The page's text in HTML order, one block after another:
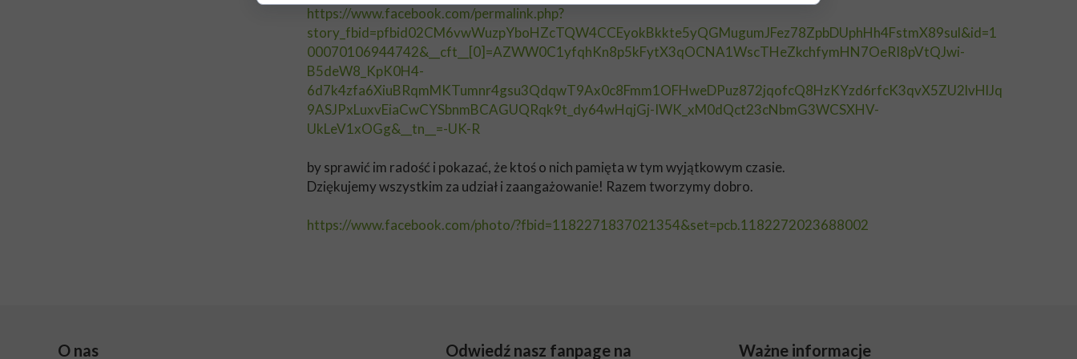
https://www.facebook.com/permalink.php?
story_fbid=pfbid02CM6vwWuzpYboHZcTQW4CCEyokBkkte5yQGMugumJFez78ZpbDUphHh4FstmX89sul&id=1
00070106944742&__cft__[0]=AZWW0C1yfqhKn8p5kFytX3qOCNA1WscTHeZkchfymHN7OeRI8pVtQJwi-
B5deW8_KpK0H4-
6d7k4zfa6XiuBRqmMKTumnr4gsu3QdqwT9Ax0c8Fmm1OFHweDPuz872jqofcQ8HzKYzd6rfcK3qvX5ZU2lvHlJq
9ASJPxLuxvEiaCwCYSbnmBCAGUQRqk9t_dy64wHqjGj-IWK_xM0dQct23cNbmG3WCSXHV-
UkLeV1xOGg&__tn__=-UK-R
by sprawić im radość i pokazać, że ktoś o nich pamięta w tym wyjątkowym czasie.
Dziękujemy wszystkim za udział i zaangażowanie! Razem tworzymy dobro.
https://www.facebook.com/photo/?fbid=1182271837021354&set=pcb.1182272023688002
O nas Odwiedź nasz fanpage na Ważne informacje